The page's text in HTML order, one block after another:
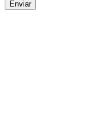
Enviar